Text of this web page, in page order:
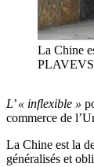
La Chine
L’ « inflexible »
commerce de
La Chine est la
généralisés et